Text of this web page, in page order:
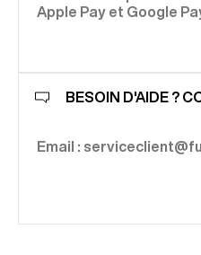
Apple Pay et Google
BESOIN D'AIDE ?
Email :